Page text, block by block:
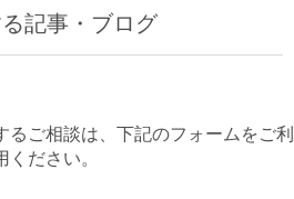
記事・ブログ
るご相談は、下記のフォームをご利
ください。